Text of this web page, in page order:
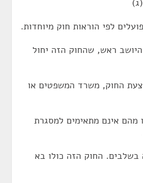
לפי הוראות חוק מיוחדות.
ראש, שהחוק הזה יחול
החוק, משרד המשפטים או
מהם אינם מתאימים למסגרת
החוק הזה כולו בא